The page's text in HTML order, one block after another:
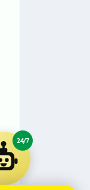
24/7